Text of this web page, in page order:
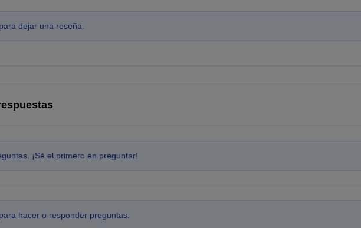
para dejar una reseña.
¡Sé el primero en preguntar!
para hacer o responder preguntas.